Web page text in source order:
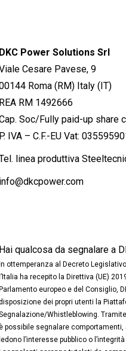
DKC Power Solutions Srl
Cesare Pavese, 9
Roma (RM) Italy (IT)
REA RM 1492666
Soc/Fully paid-up share
P. IVA – C.F.-EU Vat:
linea produttiva
info@dkcpower.com
Hai qualcosa da segnalare a
In ottemperanza al Decreto
l’Italia ha recepito la Direttiva (UE)
Parlamento europeo e del Consiglio,
dei propri utenti la
Whistleblowing.
possibile segnalare
ledono l’interesse pubblico o